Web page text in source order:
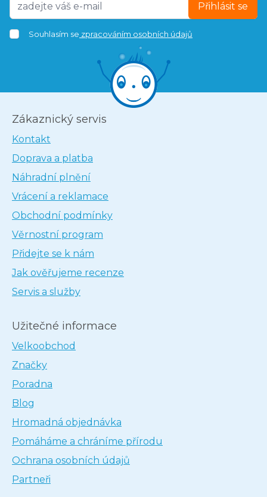
Přihlásit se
Souhlasím se zpracováním osobních údajů
Zákaznický servis
Kontakt
Doprava a platba
Náhradní plnění
Vrácení a reklamace
Obchodní podmínky
Věrnostní program
Přidejte se k nám
Jak ověřujeme recenze
Servis a služby
Užitečné informace
Velkoobchod
Značky
Poradna
Blog
Hromadná objednávka
Pomáháme a chráníme přírodu
Ochrana osobních údajů
Partneři